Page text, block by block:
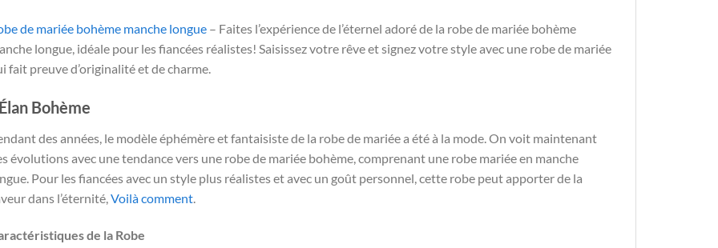
de mariée bohème manche longue – Faites l’expérience de l’éternel adoré de la robe de mariée bohème
longue, idéale pour les fiancées réalistes! Saisissez votre rêve et signez votre style avec une robe de mariée
fait preuve d’originalité et de charme.
Bohème
des années, le modèle éphémère et fantaisiste de la robe de mariée a été à la mode. On voit maintenant
évolutions avec une tendance vers une robe de mariée bohème, comprenant une robe mariée en manche
Pour les fiancées avec un style plus réalistes et avec un goût personnel, cette robe peut apporter de la
dans l’éternité,Voilà comment.
de la Robe